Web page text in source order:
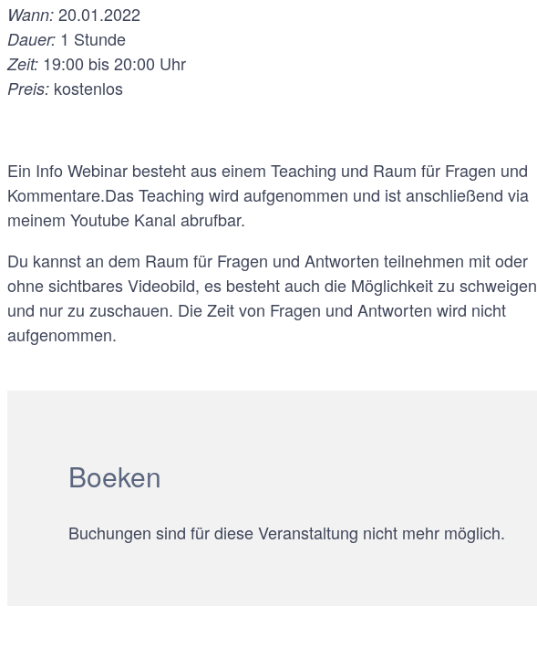
Wann: 20.01.2022
Dauer: 1 Stunde
Zeit: 19:00 bis 20:00 Uhr
Preis: kostenlos
Ein Info Webinar besteht aus einem Teaching und Raum für Fragen und
Kommentare.Das Teaching wird aufgenommen und ist anschließend via
meinem Youtube Kanal abrufbar.
Du kannst an dem Raum für Fragen und Antworten teilnehmen mit oder
ohne sichtbares Videobild, es besteht auch die Möglichkeit zu schweigen
und nur zu zuschauen. Die Zeit von Fragen und Antworten wird nicht
aufgenommen.
Boeken
Buchungen sind für diese Veranstaltung nicht mehr möglich.